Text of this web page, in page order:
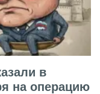
в
на операцию